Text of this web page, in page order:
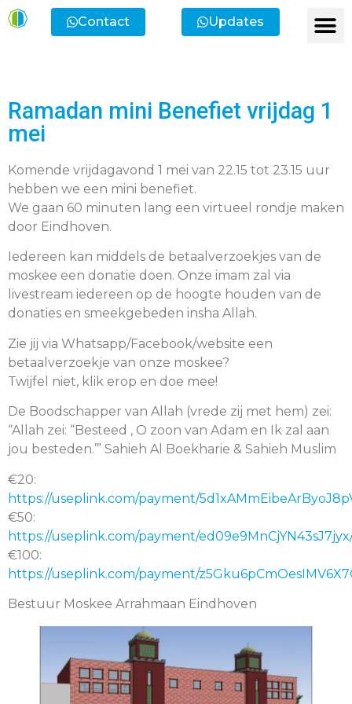
Contact Updates
Ramadan mini Benefiet vrijdag 1
mei
Komende vrijdagavond 1 mei van 22.15 tot 23.15 uur
hebben we een mini benefiet.
We gaan 60 minuten lang een virtueel rondje maken
door Eindhoven.
Iedereen kan middels de betaalverzoekjes van de
moskee een donatie doen. Onze imam zal via
livestream iedereen op de hoogte houden van de
donaties en smeekgebeden insha Allah.
Zie jij via Whatsapp/Facebook/website een
betaalverzoekje van onze moskee?
Twijfel niet, klik erop en doe mee!
De Boodschapper van Allah (vrede zij met hem) zei:
“Allah zei: “Besteed , O zoon van Adam en Ik zal aan
jou besteden.’” Sahieh Al Boekharie & Sahieh Muslim
€20:
https://useplink.com/payment/
€50:
https://useplink.com/payment/
€100:
https://useplink.com/payment/
Bestuur Moskee Arrahmaan Eindhoven